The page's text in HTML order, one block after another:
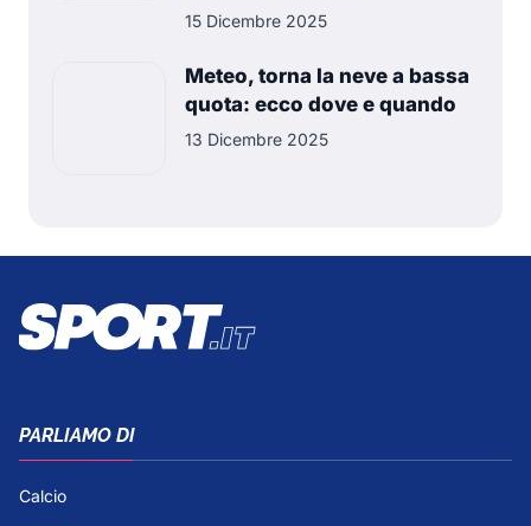
15 Dicembre 2025
Meteo, torna la neve a bassa
quota: ecco dove e quando
13 Dicembre 2025
PARLIAMO DI
Calcio